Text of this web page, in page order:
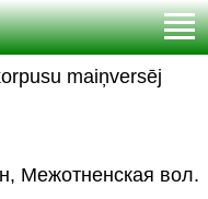
maiņversēj
Межотненская вол.